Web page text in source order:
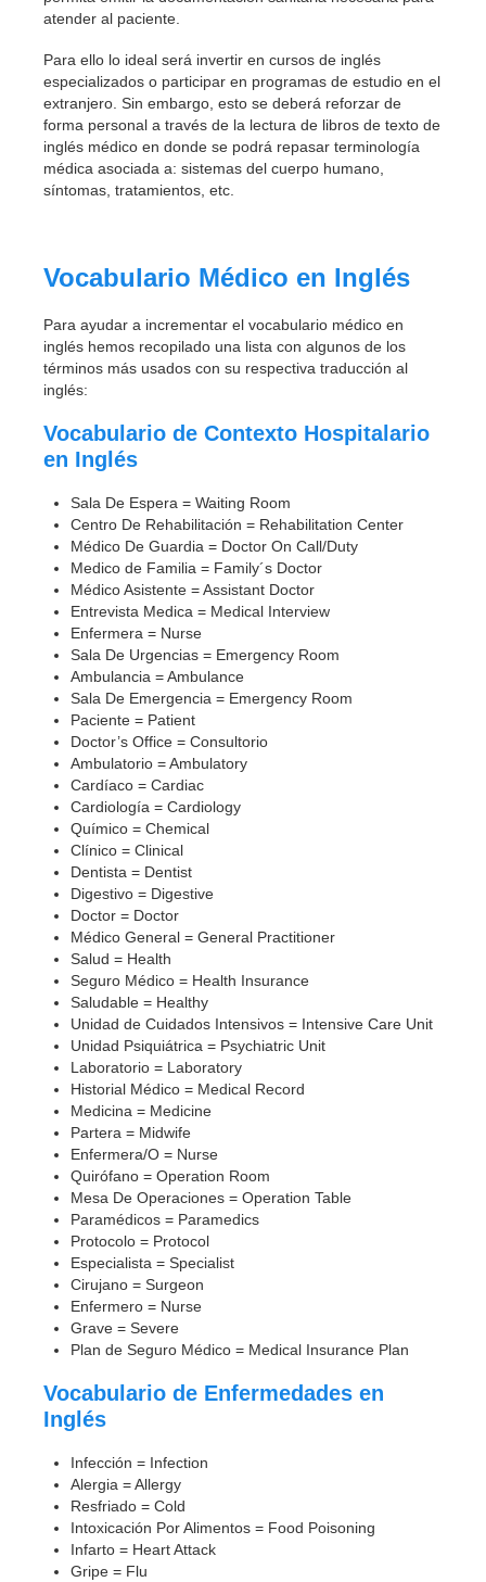
atender al paciente.
Para ello lo ideal será invertir en cursos de inglés
especializados o participar en programas de estudio en el
extranjero. Sin embargo, esto se deberá reforzar de
forma personal a través de la lectura de libros de texto de
inglés médico en donde se podrá repasar terminología
médica asociada a: sistemas del cuerpo humano,
síntomas, tratamientos, etc.
Vocabulario Médico en Inglés
Para ayudar a incrementar el vocabulario médico en
inglés hemos recopilado una lista con algunos de los
términos más usados con su respectiva traducción al
inglés:
Vocabulario de Contexto Hospitalario
en Inglés
Sala De Espera = Waiting Room
Centro De Rehabilitación = Rehabilitation Center
Médico De Guardia = Doctor On Call/Duty
Medico de Familia = Family´s Doctor
Médico Asistente = Assistant Doctor
Entrevista Medica = Medical Interview
Enfermera = Nurse
Sala De Urgencias = Emergency Room
Ambulancia = Ambulance
Sala De Emergencia = Emergency Room
Paciente = Patient
Doctor’s Office = Consultorio
Ambulatorio = Ambulatory
Cardíaco = Cardiac
Cardiología = Cardiology
Químico = Chemical
Clínico = Clinical
Dentista = Dentist
Digestivo = Digestive
Doctor = Doctor
Médico General = General Practitioner
Salud = Health
Seguro Médico = Health Insurance
Saludable = Healthy
Unidad de Cuidados Intensivos = Intensive Care Unit
Unidad Psiquiátrica = Psychiatric Unit
Laboratorio = Laboratory
Historial Médico = Medical Record
Medicina = Medicine
Partera = Midwife
Enfermera/O = Nurse
Quirófano = Operation Room
Mesa De Operaciones = Operation Table
Paramédicos = Paramedics
Protocolo = Protocol
Especialista = Specialist
Cirujano = Surgeon
Enfermero = Nurse
Grave = Severe
Plan de Seguro Médico = Medical Insurance Plan
Vocabulario de Enfermedades en
Inglés
Infección = Infection
Alergia = Allergy
Resfriado = Cold
Intoxicación Por Alimentos = Food Poisoning
Infarto = Heart Attack
Gripe = Flu